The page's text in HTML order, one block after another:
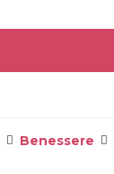
Benessere